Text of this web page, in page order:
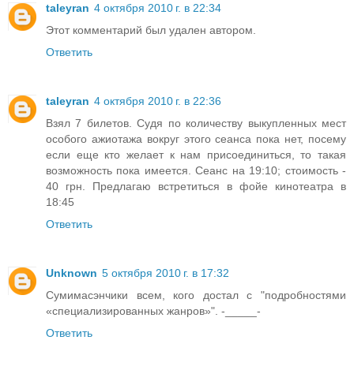
taleyran 4 октября 2010 г. в 22:34
Этот комментарий был удален автором.
Ответить
taleyran 4 октября 2010 г. в 22:36
Взял 7 билетов. Судя по количеству выкупленных мест
особого ажиотажа вокруг этого сеанса пока нет, посему
если еще кто желает к нам присоединиться, то такая
возможность пока имеется. Сеанс на 19:10; стоимость -
40 грн. Предлагаю встретиться в фойе кинотеатра в
18:45
Ответить
Unknown 5 октября 2010 г. в 17:32
Сумимасэнчики всем, кого достал с "подробностями
«специализированных жанров»". -_____-
Ответить